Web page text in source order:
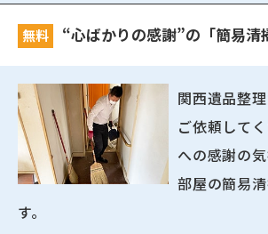
無料 “心ばかりの感謝”の「簡易清
関西遺品整
ご依頼して
への感謝の
部屋の簡易
す。